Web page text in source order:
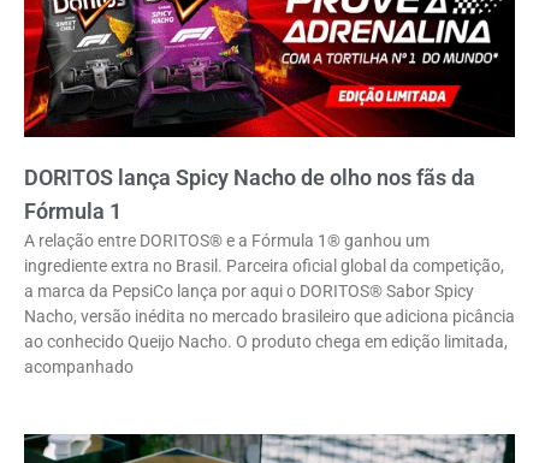
DORITOS lança Spicy Nacho de olho nos fãs da
Fórmula 1
A relação entre DORITOS® e a Fórmula 1® ganhou um
ingrediente extra no Brasil. Parceira oficial global da competição,
a marca da PepsiCo lança por aqui o DORITOS® Sabor Spicy
Nacho, versão inédita no mercado brasileiro que adiciona picância
ao conhecido Queijo Nacho. O produto chega em edição limitada,
acompanhado